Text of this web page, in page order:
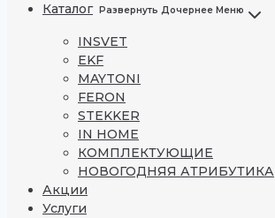
Каталог
Развернуть Дочернее Меню
INSVET
EKF
MAYTONI
FERON
STEKKER
IN HOME
КОМПЛЕКТУЮЩИЕ
НОВОГОДНЯЯ АТРИБУТИКА
Акции
Услуги